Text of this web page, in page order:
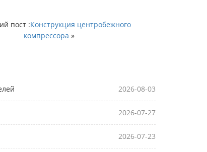
пост :Конструкция центробежного
компрессора »
2026-08-03
2026-07-27
2026-07-23